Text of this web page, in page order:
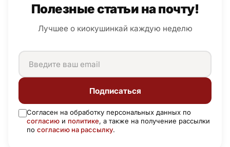
Полезные статьи на почту!
Лучшее о киокушинкай каждую неделю
Подписаться
Согласен на обработку персональных данных по
согласию и политике, а также на получение рассылки
по согласию на рассылку.